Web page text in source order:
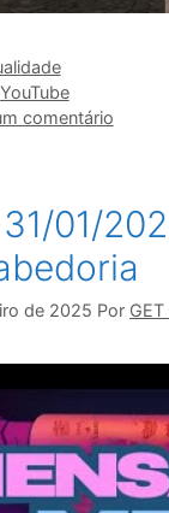
YouTube
comentário
01/
de 2025 Por GET